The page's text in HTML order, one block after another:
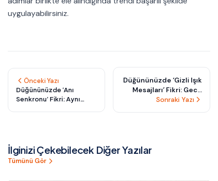
uygulayabilirsiniz.
Önceki Yazı
Düğününüzde ‘Anı
Senkronu’ Fikri: Aynı
Sonraki Yazı
Düğününüzde ‘Gizli Işık
Mesajları’ Fikri: Gece
İlerledikçe Ortaya
İlginizi Çekebilecek Diğer Yazılar
Tümünü Gör